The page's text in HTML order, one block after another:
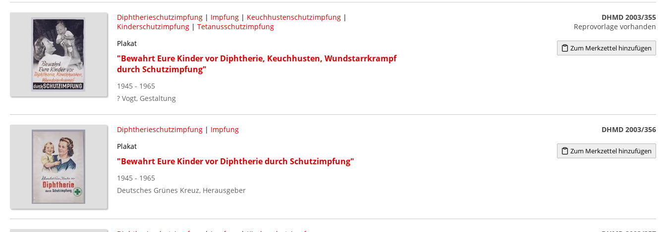
Diphtherieschutzimpfung| Impfung| Keuchhustenschutzimpfung|
Kinderschutzimpfung| Tetanusschutzimpfung
Plakat
"Bewahrt Eure Kinder vor Diphtherie, Keuchhusten, Wundstarrkrampf
durch Schutzimpfung"
1945 - 1965
? Vogt, Gestaltung
DHMD 2003/355
Reprovorlage vorhanden
Zum Merkzettel hinzufügen
Diphtherieschutzimpfung| Impfung
Plakat
"Bewahrt Eure Kinder vor Diphtherie durch Schutzimpfung"
1945 - 1965
Deutsches Grünes Kreuz, Herausgeber
DHMD 2003/356
Zum Merkzettel hinzufügen